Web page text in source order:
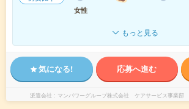
女性
もっと見る
気になる! 応募へ進む
派遣会社 マンパワーグループ株式会社 ケアサービス事業部